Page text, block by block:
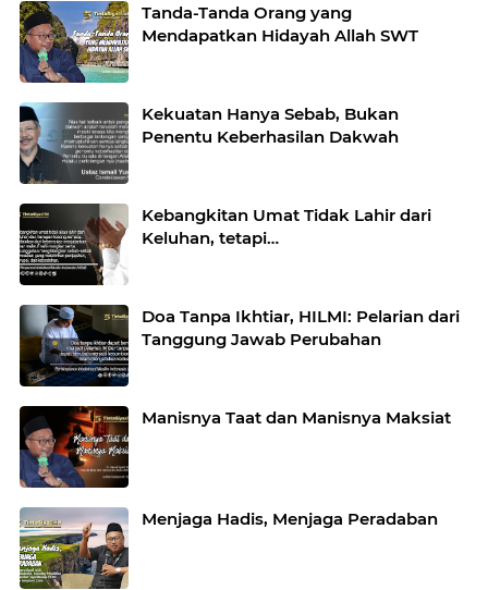
Tanda-Tanda Orang yang
Mendapatkan Hidayah Allah SWT
Kekuatan Hanya Sebab, Bukan
Penentu Keberhasilan Dakwah
Kebangkitan Umat Tidak Lahir dari
Keluhan, tetapi…
Doa Tanpa Ikhtiar, HILMI: Pelarian dari
Tanggung Jawab Perubahan
Manisnya Taat dan Manisnya Maksiat
Menjaga Hadis, Menjaga Peradaban